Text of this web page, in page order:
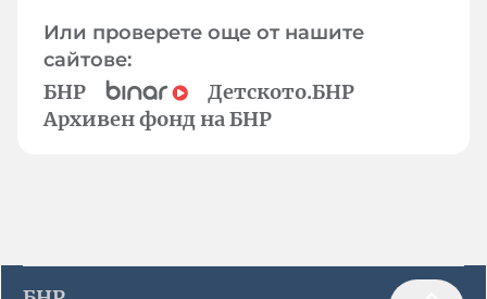
Или проверете още от нашите
сайтове:
БНР
Детското.БНР
Архивен фонд на БНР